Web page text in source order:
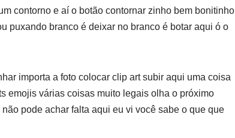
contorno e aí o botão contornar zinho bem bonitinho
puxando branco é deixar no branco é botar aqui ó o
importa a foto colocar clip art subir aqui uma coisa
emojis várias coisas muito legais olha o próximo
pode achar falta aqui eu vi você sabe o que que